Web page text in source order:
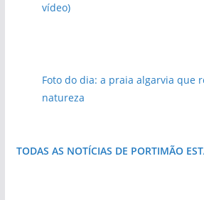
vídeo)
Foto do dia: a praia algarvia que
natureza
TODAS AS NOTÍCIAS DE PORTIMÃO